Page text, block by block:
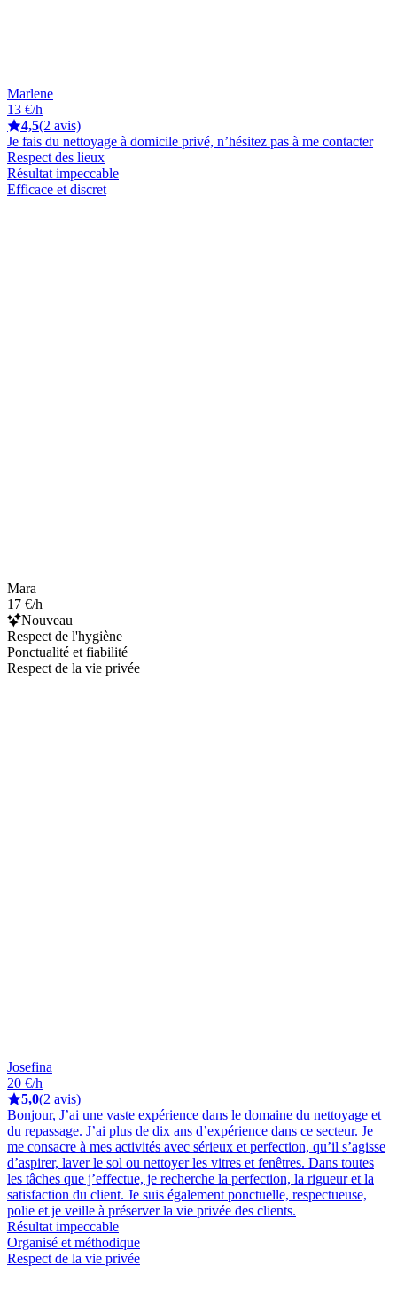
Marlene
13 €/h
4,5(2 avis)
Je fais du nettoyage à domicile privé, n’hésitez pas à me contacter
Respect des lieux
Résultat impeccable
Efficace et discret
Mara
17 €/h
Nouveau
Respect de l'hygiène
Ponctualité et fiabilité
Respect de la vie privée
Josefina
20 €/h
5,0(2 avis)
Bonjour, J’ai une vaste expérience dans le domaine du nettoyage et
du repassage. J’ai plus de dix ans d’expérience dans ce secteur. Je
me consacre à mes activités avec sérieux et perfection, qu’il s’agisse
d’aspirer, laver le sol ou nettoyer les vitres et fenêtres. Dans toutes
les tâches que j’effectue, je recherche la perfection, la rigueur et la
satisfaction du client. Je suis également ponctuelle, respectueuse,
polie et je veille à préserver la vie privée des clients.
Résultat impeccable
Organisé et méthodique
Respect de la vie privée